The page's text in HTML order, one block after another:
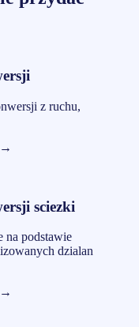
z ruchu,
→
sciezki
na podstawie
dzialan
→